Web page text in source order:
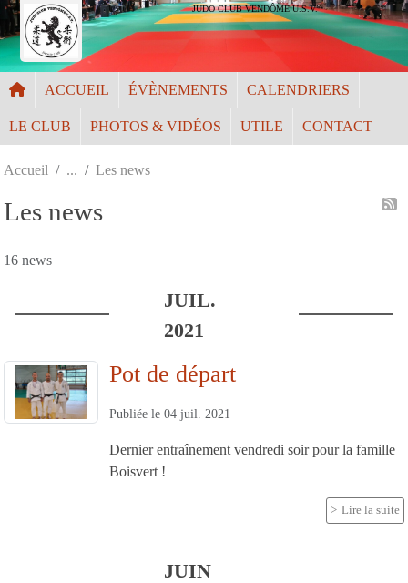
JUDO CLUB VENDÔME U.S.V.
ACCUEIL ÉVÈNEMENTS CALENDRIERS
LE CLUB PHOTOS & VIDÉOS UTILE CONTACT
Accueil Les news
Les news
16 news
JUIL.
2021
Pot de départ
Publiée le 04 juil. 2021
Dernier entraînement vendredi soir pour la famille
Boisvert !
Lire la suite
JUIN
Panneau de gestion des cookies